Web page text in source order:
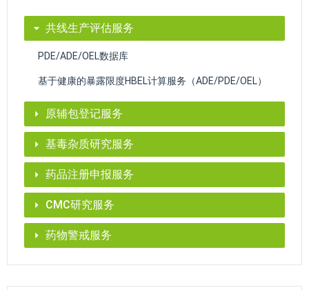
共线生产评估服务
PDE/ADE/OEL数据库
基于健康的暴露限度HBEL计算服务（ADE/PDE/OEL）
原辅包登记服务
基毒杂质研究服务
药品注册申报服务
CMC研究服务
药物警戒服务